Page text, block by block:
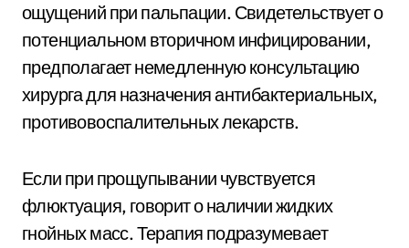
ощущений при пальпации. Свидетельствует о
потенциальном вторичном инфицировании,
предполагает немедленную консультацию
хирурга для назначения антибактериальных,
противовоспалительных лекарств.
Если при прощупывании чувствуется
флюктуация, говорит о наличии жидких
гнойных масс. Терапия подразумевает